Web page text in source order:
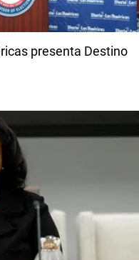
presenta Destino